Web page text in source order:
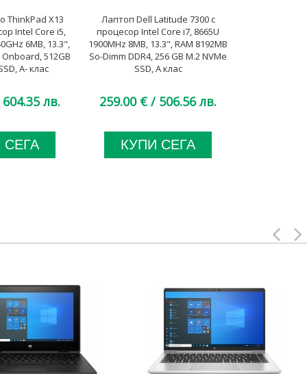
ThinkPad X13
Intel Core i5,
6MB, 13.3",
Onboard, 512GB
A- клас
лв.
СЕГА
Лаптоп Dell Latitude 7300 с
процесор Intel Core i7, 8665U
1900MHz 8MB, 13.3", RAM 8192MB
So-Dimm DDR4, 256 GB M.2 NVMe
SSD, A клас
259.00 € / 506.56 лв.
КУПИ СЕГА